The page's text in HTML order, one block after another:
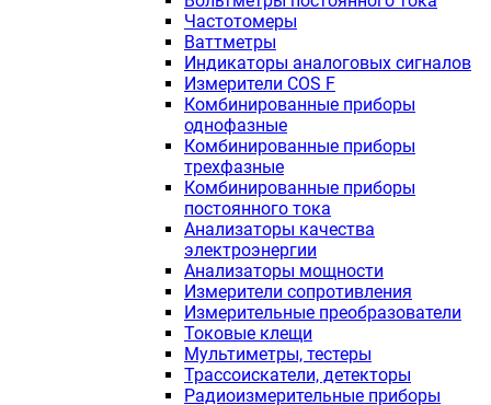
Частотомеры
Ваттметры
Индикаторы аналоговых сигналов
Измерители COS F
Комбинированные приборы
однофазные
Комбинированные приборы
трехфазные
Комбинированные приборы
постоянного тока
Анализаторы качества
электроэнергии
Анализаторы мощности
Измерители сопротивления
Измерительные преобразователи
Токовые клещи
Мультиметры, тестеры
Трассоискатели, детекторы
Радиоизмерительные приборы